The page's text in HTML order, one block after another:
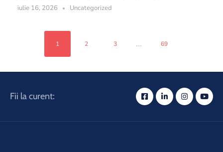
iulie 16, 2026 Uncategorized
1 2 3 ... 69
Fii la curent: